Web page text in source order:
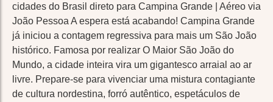
cidades do Brasil direto para Campina Grande | Aéreo via
João Pessoa A espera está acabando! Campina Grande
já iniciou a contagem regressiva para mais um São João
histórico. Famosa por realizar O Maior São João do
Mundo, a cidade inteira vira um gigantesco arraial ao ar
livre. Prepare-se para vivenciar uma mistura contagiante
de cultura nordestina, forró autêntico, espetáculos de